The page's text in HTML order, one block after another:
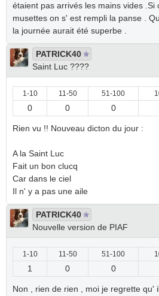
étaient pas arrivés les mains vides .Si
musettes on s' est rempli la panse .
la journée aurait été superbe .
PATRICK40
Saint Luc ????
1-10 11-50 51-100
0 0 0
Rien vu !! Nouveau dicton du jour :
A la Saint Luc
Fait un bon clucq
Car dans le ciel
Il n' y a pas une aile
PATRICK40
Nouvelle version de PIAF
1-10 11-50 51-100
1 0 0
Non , rien de rien , moi je regrette qu'